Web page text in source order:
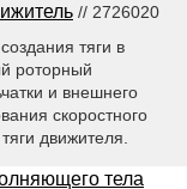
// 2726020
тяги в
роторный
и внешнего
скоростного
движителя.
тела